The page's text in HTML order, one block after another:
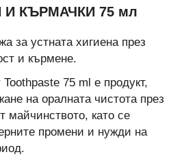
КЪРМАЧКИ 75 мл
за устната хигиена през
и кърмене.
75 ml е продукт,
на оралната чистота през
майчинството, като се
промени и нужди на